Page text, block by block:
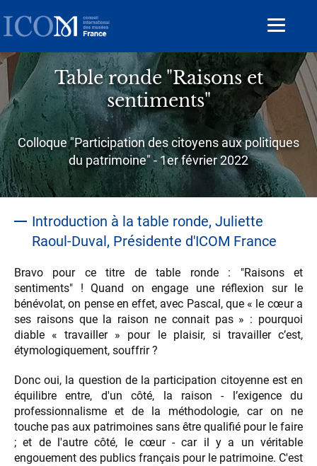
au
contenu
principal
Toggle
Table ronde "Raisons et
sentiments"
Sous-
titre
Colloque "Participation des citoyens aux politiques
du patrimoine" - 1er février 2022
Introduction à la table ronde, Juliette
Raoul-Duval, Présidente d'ICOM France
Bravo pour ce titre de table ronde : "Raisons et
sentiments" ! Quand on engage une réflexion sur le
bénévolat, on pense en effet, avec Pascal, que « le cœur a
ses raisons que la raison ne connait pas » : pourquoi
diable « travailler » pour le plaisir, si travailler c’est,
étymologiquement, souffrir ?
Donc oui, la question de la participation citoyenne est en
équilibre entre, d'un côté, la raison - l’exigence du
professionnalisme et de la méthodologie, car on ne
touche pas aux patrimoines sans être qualifié pour le faire
; et de l'autre côté, le cœur - car il y a un véritable
engouement des publics français pour le patrimoine. C'est